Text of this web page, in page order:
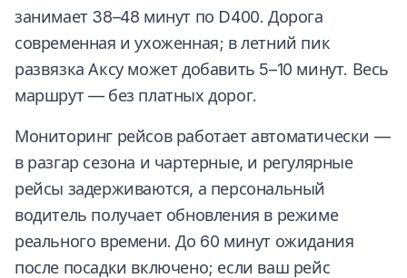
занимает 38–48 минут по D400. Дорога
современная и ухоженная; в летний пик
развязка Аксу может добавить 5–10 минут. Весь
маршрут — без платных дорог.
Мониторинг рейсов работает автоматически —
в разгар сезона и чартерные, и регулярные
рейсы задерживаются, а персональный
водитель получает обновления в режиме
реального времени. До 60 минут ожидания
после посадки включено; если ваш рейс